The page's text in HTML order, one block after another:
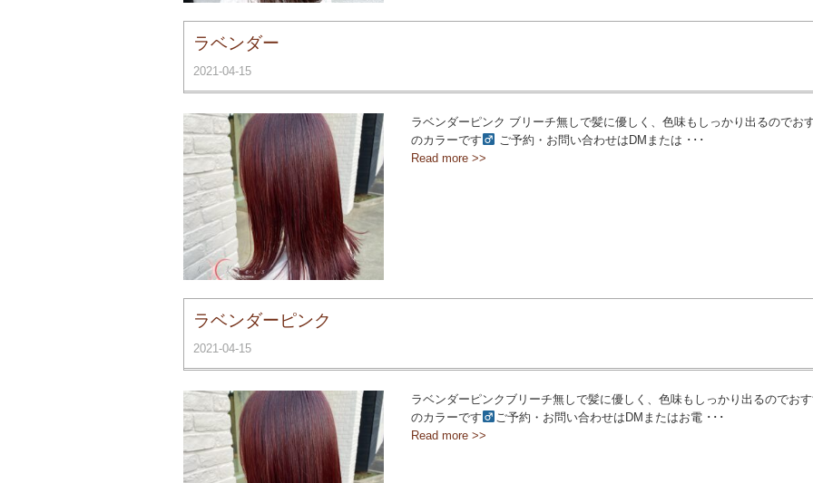
ラベンダー
2021-04-15
ラベンダーピンク ブリーチ無しで髪に優しく、色味もしっかり出るのでお
のカラーです‍
ご予約・お問い合わせはDMまたは ･･･
Read more >>
ラベンダーピンク
2021-04-15
ラベンダーピンクブリーチ無しで髪に優しく、色味もしっかり出るのでお
のカラーです‍
ご予約・お問い合わせはDMまたはお電 ･･･
Read more >>